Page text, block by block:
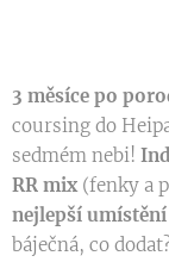
3 měsíce po
coursing do
sedmém nebi!
RR mix(fenky a
nejlepší umístění
báječná, co